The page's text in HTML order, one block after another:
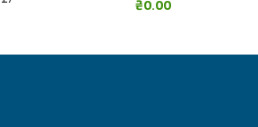
₴0.00